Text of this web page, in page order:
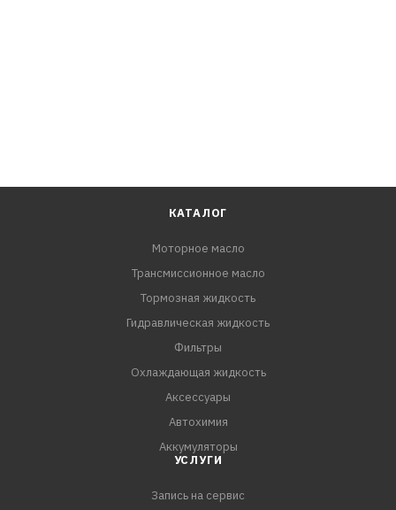
КАТАЛОГ
Моторное масло
Трансмиссионное масло
Тормозная жидкость
Гидравлическая жидкость
Фильтры
Охлаждающая жидкость
Аксессуары
Автохимия
Аккумуляторы
УСЛУГИ
Запись на сервис